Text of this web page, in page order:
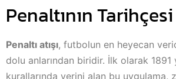
Penaltının Tarihçesi
Penaltı atışı, futbolun en heyecan
dolu anlarından biridir. İlk olarak 1891
kurallarında yerini alan bu uygulama,